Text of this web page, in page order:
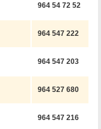
964 54 72 52
964 547 222
964 547 203
964 527 680
964 547 216